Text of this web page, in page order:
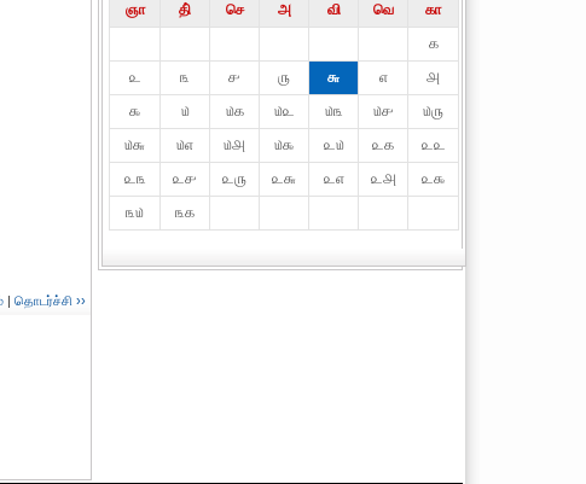
| தொடர்ச்சி ››
ஞா தி் செ அ வி வெ
கா
௧
௨
௩ ௪ ௫ ௬ ௭
௮
௯
௰ ௰௧ ௰௨ ௰௩ ௰௪
௰௫
௰௬
௰௭ ௰௮ ௰௯ ௨௰ ௨௧
௨௨
௨௩
௨௪ ௨௫ ௨௬ ௨௭ ௨௮
௨௯
௩௰
௩௧